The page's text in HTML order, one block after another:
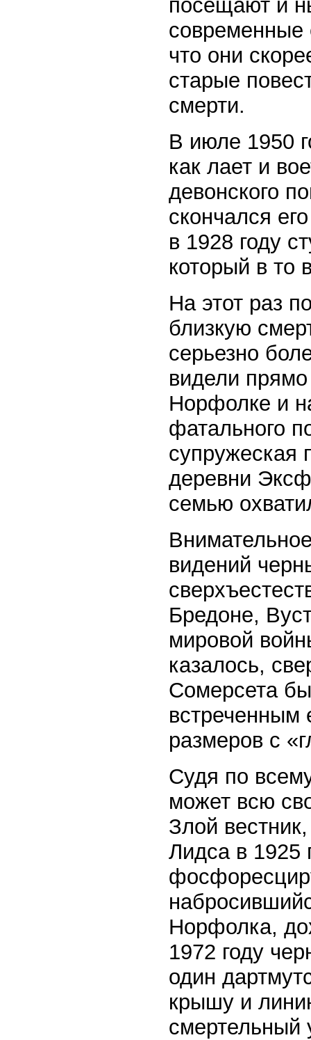
посещают и
что они
старые
смерти.
В июле 1950
как лает и
девонского
скончался
в 1928 году
который в то
На этот раз
близкую
серьезно
видели
Норфолке и
фатального
супружеская
деревни
семью
видений
Бредоне,
мировой
казалось,
Сомерсета
размеров с
Судя по
может всю
Злой
Лидса в 1925
Норфолка,
1972 году
один
крышу и
смертельный